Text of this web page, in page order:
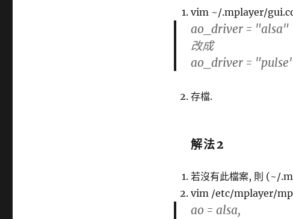
vim ~/.mplayer/
ao_driver = "alsa"
改成
ao_driver =
存檔.
解法2
若沒有此檔案, 則 (~/
vim /etc/mplayer/
ao = alsa,